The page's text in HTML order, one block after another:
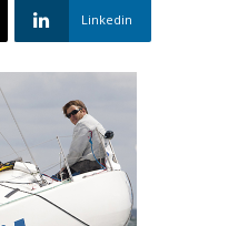
Linkedin